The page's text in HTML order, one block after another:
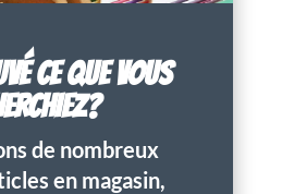
CE QUE VOUS
de nombreux
en magasin,